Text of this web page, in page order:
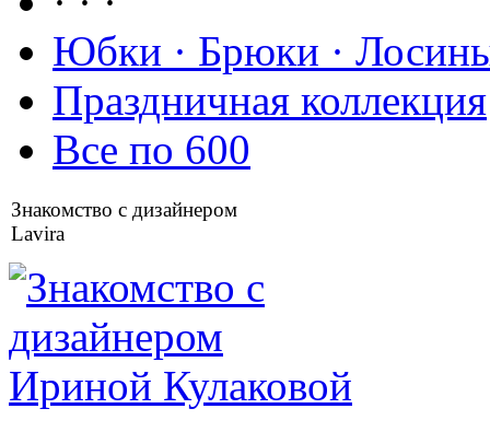
Юбки · Брюки ·
Праздничная коллекция
Все по 600
Знакомство с дизайнером
Lavira